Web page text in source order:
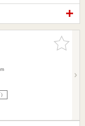
お気に入
りに追加